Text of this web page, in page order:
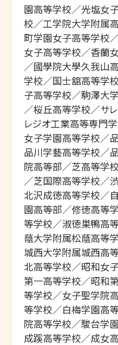
園高等学校／光塩女
校／工学院大学附属
町学園女子高等学校
女子高等学校／香蘭
／國學院大學久我山
学校／国士舘高等学
子高等学校／駒澤大
／桜丘高等学校／サ
レジオ工業高等専門
女子学園高等学校／
品川学藝高等学校／
院高等部／芝高等学
／芝国際高等学校／
北沢成徳高等学校／
園高等部／修徳高等
等学校／淑徳巣鴨高
蔭大学附属松蔭高等
城西大学附属城西高
北高等学校／昭和女
第一高等学校／昭和
等学校／女子聖学院
等学校／白梅学園高
院高等学校／駿台学
成蹊高等学校／成女